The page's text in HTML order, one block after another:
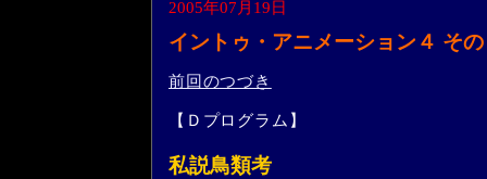
2005年07月19日
イントゥ・アニメーション４ そ
前回のつづき
【Ｄプログラム】
私説鳥類考